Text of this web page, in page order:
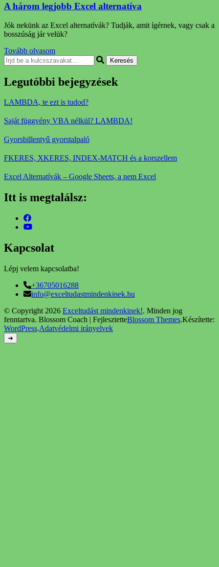
A három legjobb Excel alternatíva
Jók nekünk az Excel alternatívák? Tudják, amit ígérnek, vagy csak a
bosszúság jár velük?
Tovább olvasom
Keresel
valamit?
Legutóbbi bejegyzések
LAMBDA, te ezt is tudod?
Saját függvény VBA nélkül? LAMBDA!
Gyorsbillentyű gyorstalpaló
FKERES, XKERES, INDEX-MATCH és a korszellem
Excel Alternatívák – Google Sheets, a nem Excel
Itt is megtalálsz:
Kapcsolat
Lépj velem kapcsolatba!
+36705016288
info@exceltudastmindenkinek.hu
© Copyright 2026 Exceltudást mindenkinek!. Minden jog
fenntartva. Blossom Coach | FejlesztetteBlossom Themes.Készítette:
WordPress.Adatvédelmi irányelvek
➜